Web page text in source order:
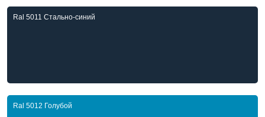
Ral 5011 Стально-синий
Ral 5012 Голубой